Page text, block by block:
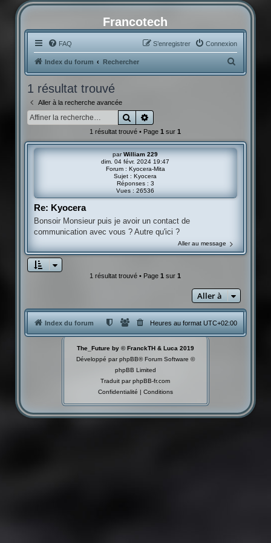
Francotech
FAQ Connexion
S’enregistrer
Index du forum Rechercher
e
c
1 résultat trouvé
Aller à la recherche avancée
Rechercher
1 résultat trouvé • Page1 sur1
parWilliam 229
dim. 04 févr. 2024 19:47
Forum : Kyocera-Mita
Sujet :Kyocera
Réponses : 3
Vues :26536
Re: Kyocera
Bonsoir Monsieur puis je avoir un contact de
communication avec vous ? Autre qu'ici ?
Aller au message
1 résultat trouvé • Page1 sur1
Aller à
Index du forum Heures au formatUTC+02:00
The_Future by © FranckTH & Luca 2019
Développé parphpBB® Forum Software ©
phpBB Limited
Traduit parphpBB-fr.com
Confidentialité
Conditions